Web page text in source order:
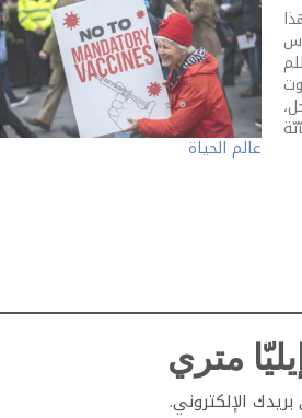
عالم الحياة
متري
الإلكتروني.